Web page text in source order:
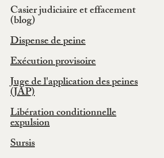
Casier judiciaire et effacement
(blog)
Dispense de peine
Exécution provisoire
Juge de l'application des peines
(JAP)
Libération conditionnelle
expulsion
Sursis